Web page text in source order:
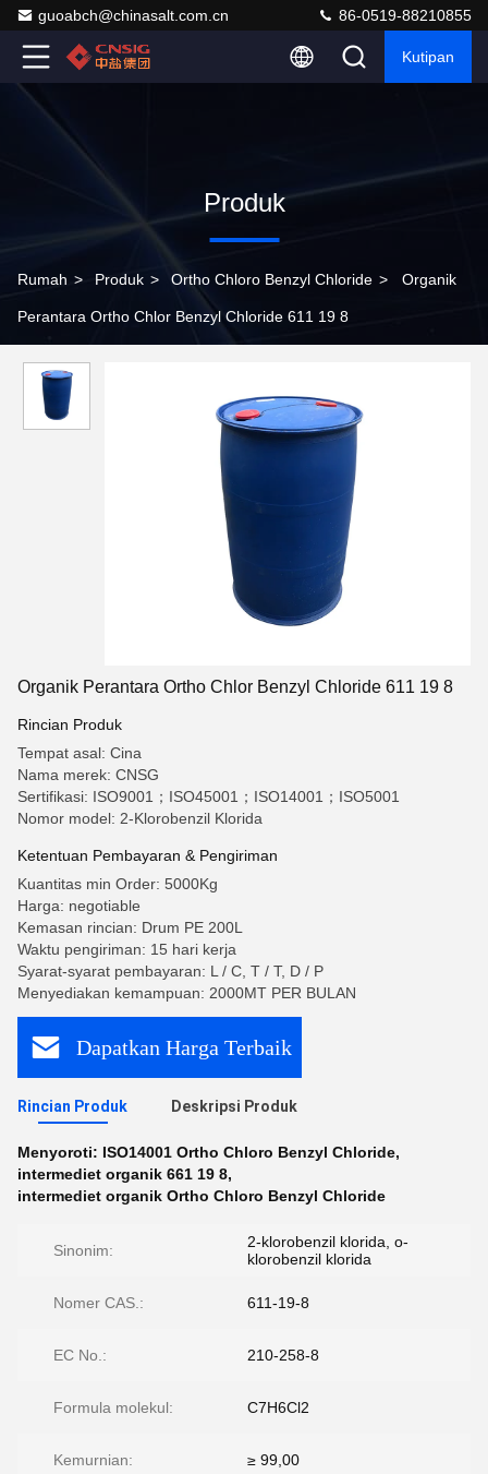
guoabch@chinasalt.com.cn 86-0519-88210855
Kutipan
Produk
Rumah > Produk > Ortho Chloro Benzyl Chloride > Organik
Perantara Ortho Chlor Benzyl Chloride 611 19 8
Organik Perantara Ortho Chlor Benzyl Chloride 611 19 8
Rincian Produk
Tempat asal: Cina
Nama merek: CNSG
Sertifikasi: ISO9001；ISO45001；ISO14001；ISO5001
Nomor model: 2-Klorobenzil Klorida
Ketentuan Pembayaran & Pengiriman
Kuantitas min Order: 5000Kg
Harga: negotiable
Kemasan rincian: Drum PE 200L
Waktu pengiriman: 15 hari kerja
Syarat-syarat pembayaran: L / C, T / T, D / P
Menyediakan kemampuan: 2000MT PER BULAN
Dapatkan Harga Terbaik
Rincian Produk Deskripsi Produk
Menyoroti: ISO14001 Ortho Chloro Benzyl Chloride,
intermediet organik 661 19 8,
intermediet organik Ortho Chloro Benzyl Chloride
Sinonim:
2-klorobenzil klorida, o-
klorobenzil klorida
Nomer CAS.: 611-19-8
EC No.: 210-258-8
Formula molekul: C7H6Cl2
Kemurnian: ≥ 99,00